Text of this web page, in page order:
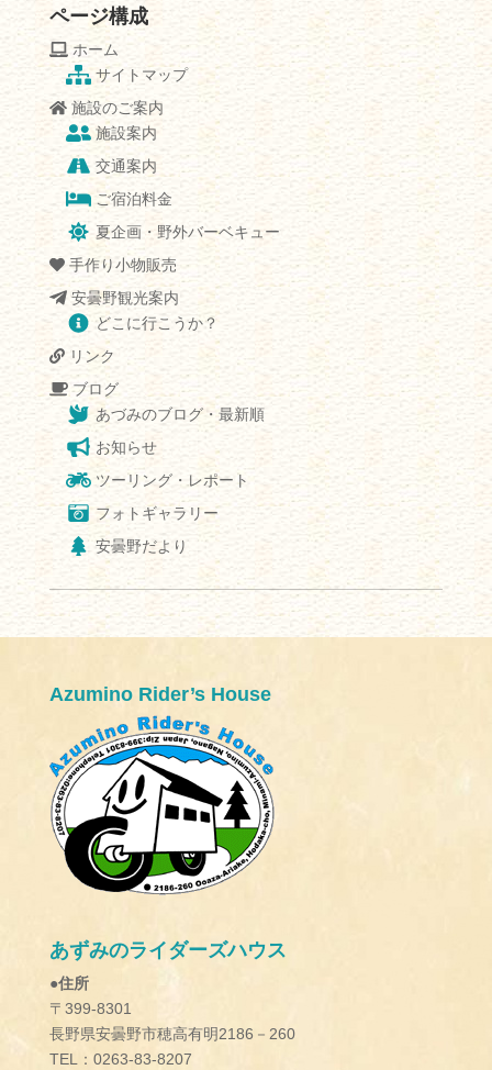
ページ構成
ホーム
サイトマップ
施設のご案内
施設案内
交通案内
ご宿泊料金
夏企画・野外バーベキュー
手作り小物販売
安曇野観光案内
どこに行こうか？
リンク
ブログ
あづみのブログ・最新順
お知らせ
ツーリング・レポート
フォトギャラリー
安曇野だより
Azumino Rider’s House
あずみのライダーズハウス
●住所
〒399-8301
長野県安曇野市穂高有明2186－260
TEL：0263-83-8207